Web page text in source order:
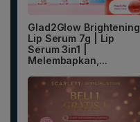
Glad2Glow Brightening
Lip Serum 7g | Lip
Serum 3in1 |
Melembapkan,...